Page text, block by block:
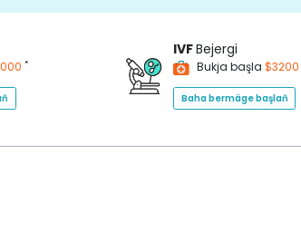
*
IVFBejergi
Bukja başla $3200
Baha bermäge başlaň